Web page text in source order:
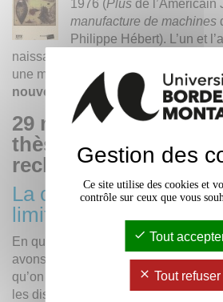
1976 (Plus de l’Américain
manufacture de machines
Philippe Hébert). L’un et
naissance d’êtres artificiels pour
une manière singulière à la fois de
nouveaux mondes pour mieux les
29 mars 2023 à
thèses de la maison
recherche
La crémation ou
limite
En quoi la crémation change-t-elle
avons aux morts ?
Les cendres,
qu’on ne le croit notre manière de
les disparus. Les transformations
Gestion des
Ce site utilise des cookies et
contrôle sur ceux que vous
Tout
Tout refuser